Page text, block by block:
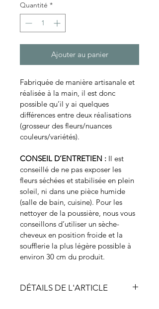
Quantité *
Ajouter au panier
Fabriquée de manière artisanale et
réalisée à la main, il est donc
possible qu’il y ai quelques
différences entre deux réalisations
(grosseur des fleurs/nuances
couleurs/variétés).
CONSEIL D’ENTRETIEN : Il est
conseillé de ne pas exposer les
fleurs séchées et stabilisée en plein
soleil, ni dans une pièce humide
(salle de bain, cuisine). Pour les
nettoyer de la poussière, nous vous
conseillons d’utiliser un sèche-
cheveux en position froide et la
soufflerie la plus légère possible à
environ 30 cm du produit.
DÉTAILS DE L'ARTICLE